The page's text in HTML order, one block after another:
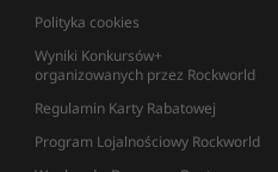
Polityka cookies
Wyniki Konkursów+
organizowanych przez Rockworld
Regulamin Karty Rabatowej
Program Lojalnościowy Rockworld